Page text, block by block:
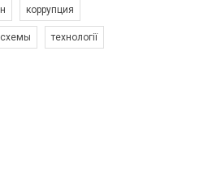
коррупция
схемы технології